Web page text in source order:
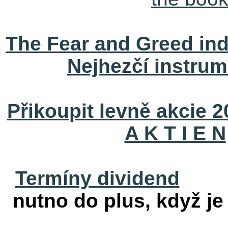
The Fear and Greed
Nejhezčí
Přikoupit levně akcie
A K T I E N
Termíny dividend
nutno do plus, když